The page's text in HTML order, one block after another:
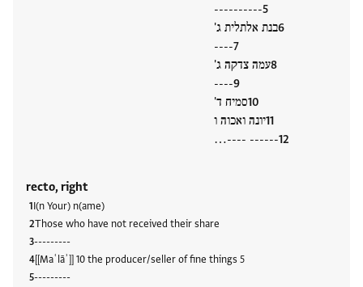
----------
בנת אלתלית ג'
----
עמה צדקה ג'
----
סמיח ד'
יונה ואכוה ו
------ ----…
recto, right
I(n Your) n(ame)
Those who have not received their share
---------
[[Maʿlāʾ]] 10 the producer/seller of fine things 5
---------